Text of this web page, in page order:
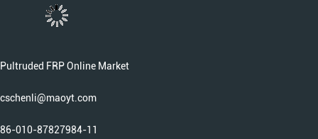
Pultruded FRP Online Market
cschenli@maoyt.com
86-010-87827984-11